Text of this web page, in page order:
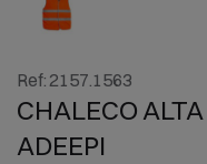
Ref:2157.1563
CHALECO
ADEEPI